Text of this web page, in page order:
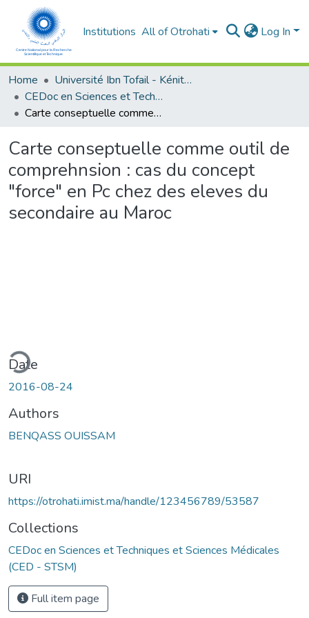
Institutions All of Otrohati Log In
Home
Université Ibn Tofail - Kénitra
CEDoc en Sciences et Techniques et Sciences Médicales (CED - STSM)
Carte conseptuelle comme outil de comprehnsion : cas du concept "force" en Pc chez des eleves du secondaire au Maroc
Carte conseptuelle comme outil de
comprehnsion : cas du concept
"force" en Pc chez des eleves du
secondaire au Maroc
Date
2016-08-24
Authors
BENQASS OUISSAM
URI
https://otrohati.imist.ma/handle/123456789/53587
Collections
CEDoc en Sciences et Techniques et Sciences Médicales
(CED - STSM)
Full item page